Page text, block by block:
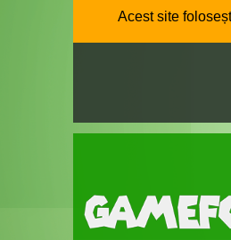
Acest site